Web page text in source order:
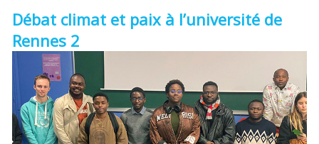
Débat climat et paix à l’université de
Rennes 2